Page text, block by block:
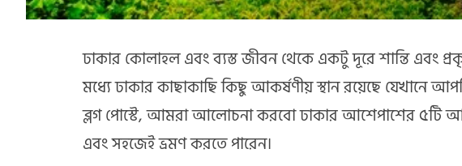
ঢাকার কোলাহল এবং ব্যস্ত জীবন থেকে একটু দূরে শান্তি এবং
মধ্যে ঢাকার কাছাকাছি কিছু আকর্ষণীয় স্থান রয়েছে যেখানে
ব্লগ পোস্টে, আমরা আলোচনা করবো ঢাকার আশেপাশের ৫টি
এবং সহজেই ভ্রমণ করতে পারেন।